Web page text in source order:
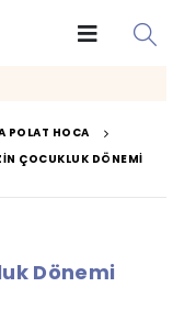
POLAT HOCA
ÇOCUKLUK DÖNEMI
Dönemi